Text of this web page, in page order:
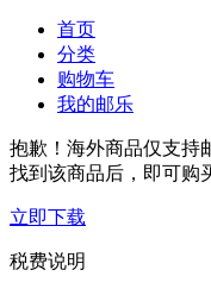
首页
分类
购物车
我的邮乐
抱歉！海外商品仅支持
找到该商品后，即可购
立即下载
税费说明